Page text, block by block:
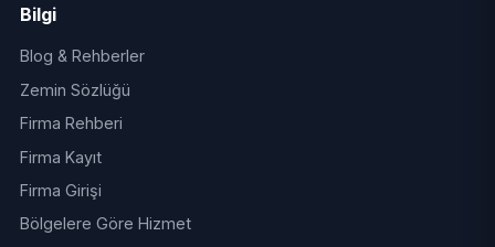
Bilgi
Blog & Rehberler
Zemin Sözlüğü
Firma Rehberi
Firma Kayıt
Firma Girişi
Bölgelere Göre Hizmet